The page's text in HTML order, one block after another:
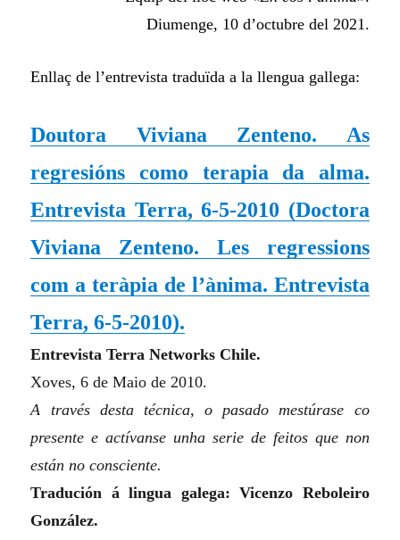
Diumenge, 10 d’octubre del 2021.
Enllaç de l’entrevista traduïda a la llengua gallega:
Doutora Viviana Zenteno. As
regresións como terapia da alma.
Entrevista Terra, 6-5-2010 (Doctora
Viviana Zenteno. Les regressions
com a teràpia de l’ànima. Entrevista
Terra, 6-5-2010).
Entrevista Terra Networks Chile.
Xoves, 6 de Maio de 2010.
A través desta técnica, o pasado mestúrase co
presente e actívanse unha serie de feitos que non
están no consciente.
Tradución á lingua galega: Vicenzo Reboleiro
González.